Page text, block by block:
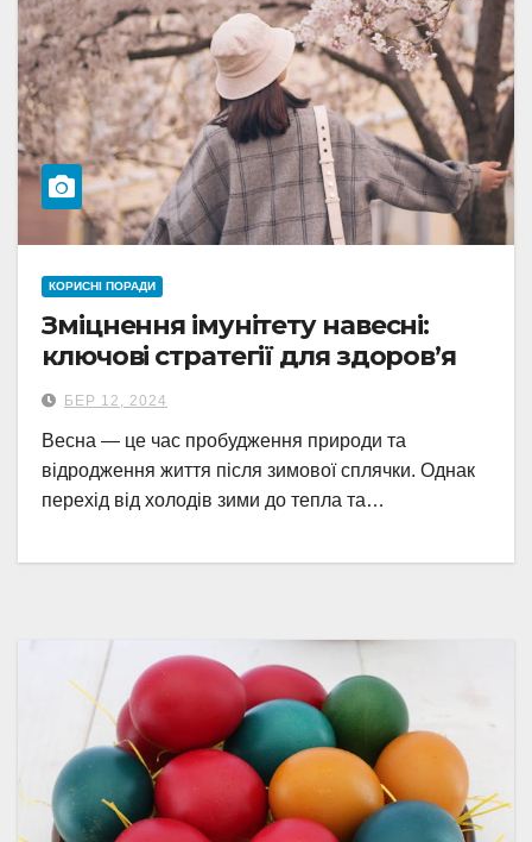
КОРИСНІ ПОРАДИ
Зміцнення імунітету навесні:
ключові стратегії для здоров’я
БЕР 12, 2024
Весна — це час пробудження природи та
відродження життя після зимової сплячки. Однак
перехід від холодів зими до тепла та…